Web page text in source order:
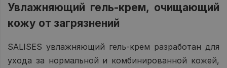
Увлажняющий гель-крем, очищающий
кожу от загрязнений
SALISES увлажняющий гель-крем разработан для
ухода за нормальной и комбинированной кожей,